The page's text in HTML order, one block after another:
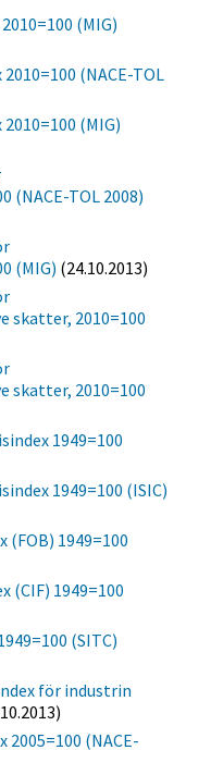
(MIG)
(NACE-TOL
(MIG)
(NACE-TOL 2008)
(MIG) (24.10.2013)
skatter, 2010=100
skatter, 2010=100
1949=100
1949=100 (ISIC)
1949=100
(CIF) 1949=100
(SITC)
för industrin
(NACE-